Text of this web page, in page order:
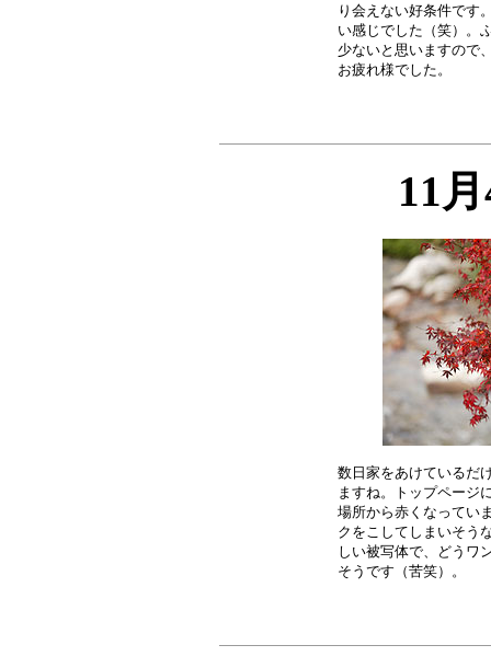
り会えない好条件です
い感じでした（笑）。
少ないと思いますので
11
数日家をあけているだ
ますね。トップページ
場所から赤くなってい
クをこしてしまいそう
しい被写体で、どうワ